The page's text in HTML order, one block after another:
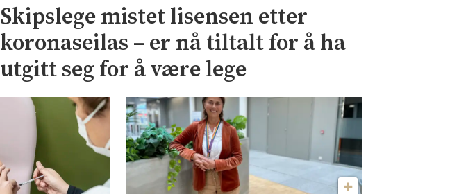
Skipslege mistet lisensen etter
koronaseilas – er nå tiltalt for å ha
utgitt seg for å være lege